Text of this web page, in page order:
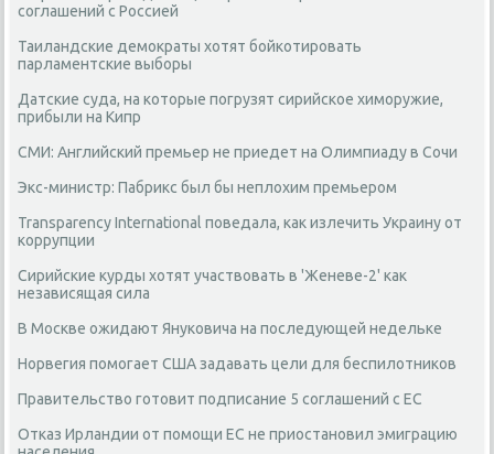
соглашений с Россией
Таиландские демократы хотят бойкотировать
парламентские выборы
Датские суда, на которые погрузят сирийское химоружие,
прибыли на Кипр
СМИ: Английский премьер не приедет на Олимпиаду в Сочи
Экс-министр: Пабрикс был бы неплохим премьером
Transparency International поведала, как излечить Украину от
коррупции
Сирийские курды хотят участвовать в 'Женеве-2' как
независящая сила
В Москве ожидают Януковича на последующей недельке
Норвегия помогает США задавать цели для беспилотников
Правительство готовит подписание 5 соглашений с ЕС
Отказ Ирландии от помощи ЕС не приостановил эмиграцию